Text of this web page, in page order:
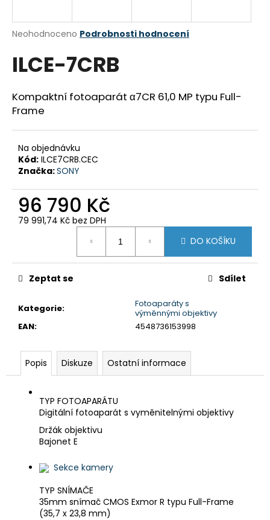
Průměrné
produktu
z
5
hvězdiček.
Neohodnoceno Podrobnosti hodnocení
ILCE-7CRB
Kompaktní fotoaparát α7CR 61,0 MP typu Full-
Frame
Na objednávku
Kód: ILCE7CRB.CEC
Značka:SONY
96 790 Kč
79 991,74 Kč bez DPH
DO KOŠÍKU
Kategorie:
Fotoaparáty s
výměnnými objektivy
EAN: 4548736153998
Zeptat se Sdílet
Popis Diskuze Ostatní informace
TYP FOTOAPARÁTU
Digitální fotoaparát s vyměnitelnými objektivy
Držák objektivu
Bajonet E
Sekce kamery
TYP SNÍMAČE
35mm snímač CMOS Exmor R typu Full-Frame
(35,7 x 23,8 mm)
j
t
?
D
o
p
u
č
u
e
m
BRAVIA
(K50XR35M2PB.CEI)